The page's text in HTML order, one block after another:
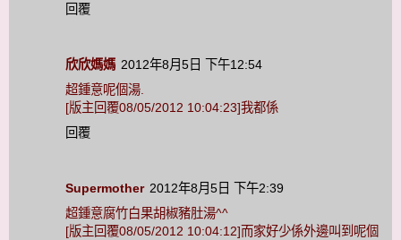
回覆
欣欣媽媽 2012年8月5日 下午12:54
超鍾意呢個湯.
[版主回覆08/05/2012 10:04:23]我都係
回覆
Supermother 2012年8月5日 下午2:39
超鍾意腐竹白果胡椒豬肚湯^^
[版主回覆08/05/2012 10:04:12]而家好少係外邊叫到呢個